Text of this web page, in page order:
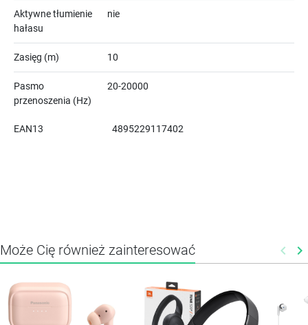
Aktywne tłumienie
hałasu
nie
Zasięg (m) 10
Pasmo
przenoszenia (Hz)
20-20000
EAN13 4895229117402
Może Cię również zainteresować keyboard_arrow_left keyboard_arrow_right